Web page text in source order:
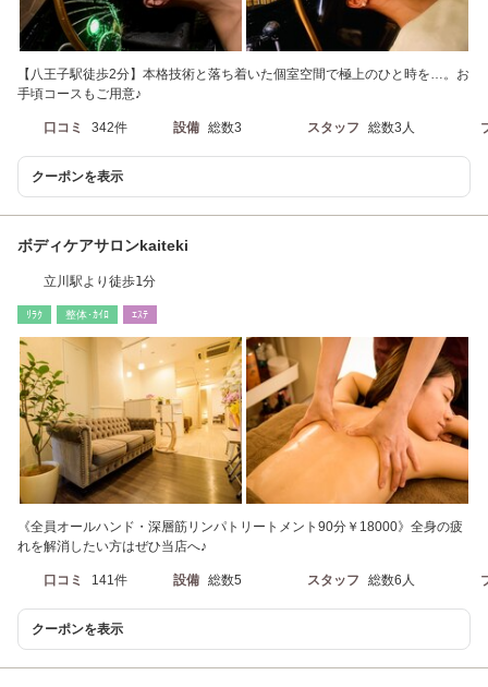
【八王子駅徒歩2分】本格技術と落ち着いた個室空間で極上のひと時を…。お
手頃コースもご用意♪
口コミ 342件 設備 総数3 スタッフ 総数3人
クーポンを表示
ボディケアサロンkaiteki
立川駅より徒歩1分
ﾘﾗｸ 整体･ｶｲﾛ ｴｽﾃ
《全員オールハンド・深層筋リンパトリートメント90分￥18000》全身の疲
れを解消したい方はぜひ当店へ♪
口コミ 141件 設備 総数5 スタッフ 総数6人
クーポンを表示